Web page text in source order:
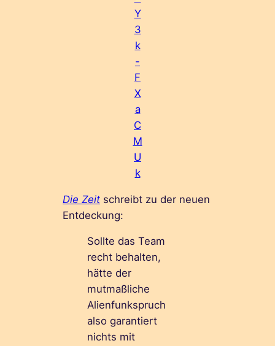
Y
3
k
-
F
X
a
C
M
U
k
Die Zeit schreibt zu der neuen
Entdeckung:
Sollte das Team
recht behalten,
hätte der
mutmaßliche
Alienfunkspruch
also garantiert
nichts mit